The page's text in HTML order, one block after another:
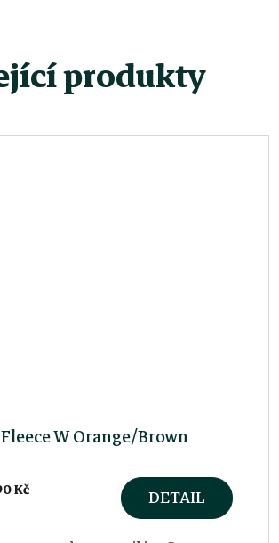
produkty
W Orange/Brown
Kč DETAIL